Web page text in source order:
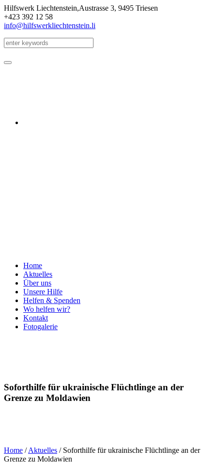
Hilfswerk Liechtenstein,Austrasse 3, 9495 Triesen
+423 392 12 58
info@hilfswerkliechtenstein.li
Home
Aktuelles
Über uns
Unsere Hilfe
Helfen & Spenden
Wo helfen wir?
Kontakt
Fotogalerie
Soforthilfe für ukrainische Flüchtlinge an der
Grenze zu Moldawien
Home /Aktuelles / Soforthilfe für ukrainische Flüchtlinge an der
Grenze zu Moldawien